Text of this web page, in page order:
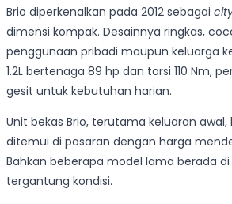
Brio diperkenalkan pada 2012 sebagai
dimensi kompak. Desainnya ringkas,
penggunaan pribadi maupun keluarga
1.2L bertenaga 89 hp dan torsi 110 Nm,
gesit untuk kebutuhan harian.
Unit bekas Brio, terutama keluaran awal,
ditemui di pasaran dengan harga
Bahkan beberapa model lama berada
tergantung kondisi.